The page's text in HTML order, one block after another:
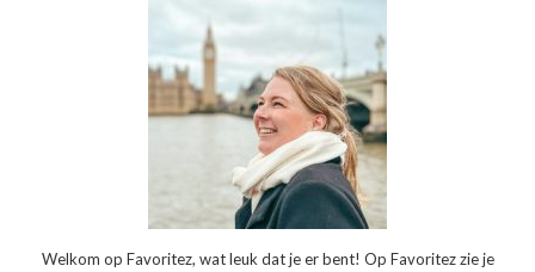
Welkom op Favoritez, wat leuk dat je er bent! Op Favoritez zie je